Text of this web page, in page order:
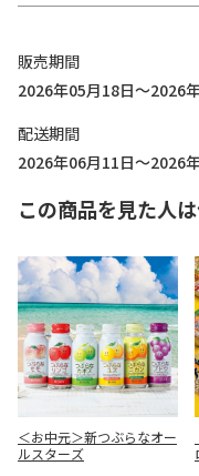
販売期間
2026年05月18日～2026
配送期間
2026年06月11日～2026
この商品を見た人
＜お中元＞新つぶらなオー
ルスターズ